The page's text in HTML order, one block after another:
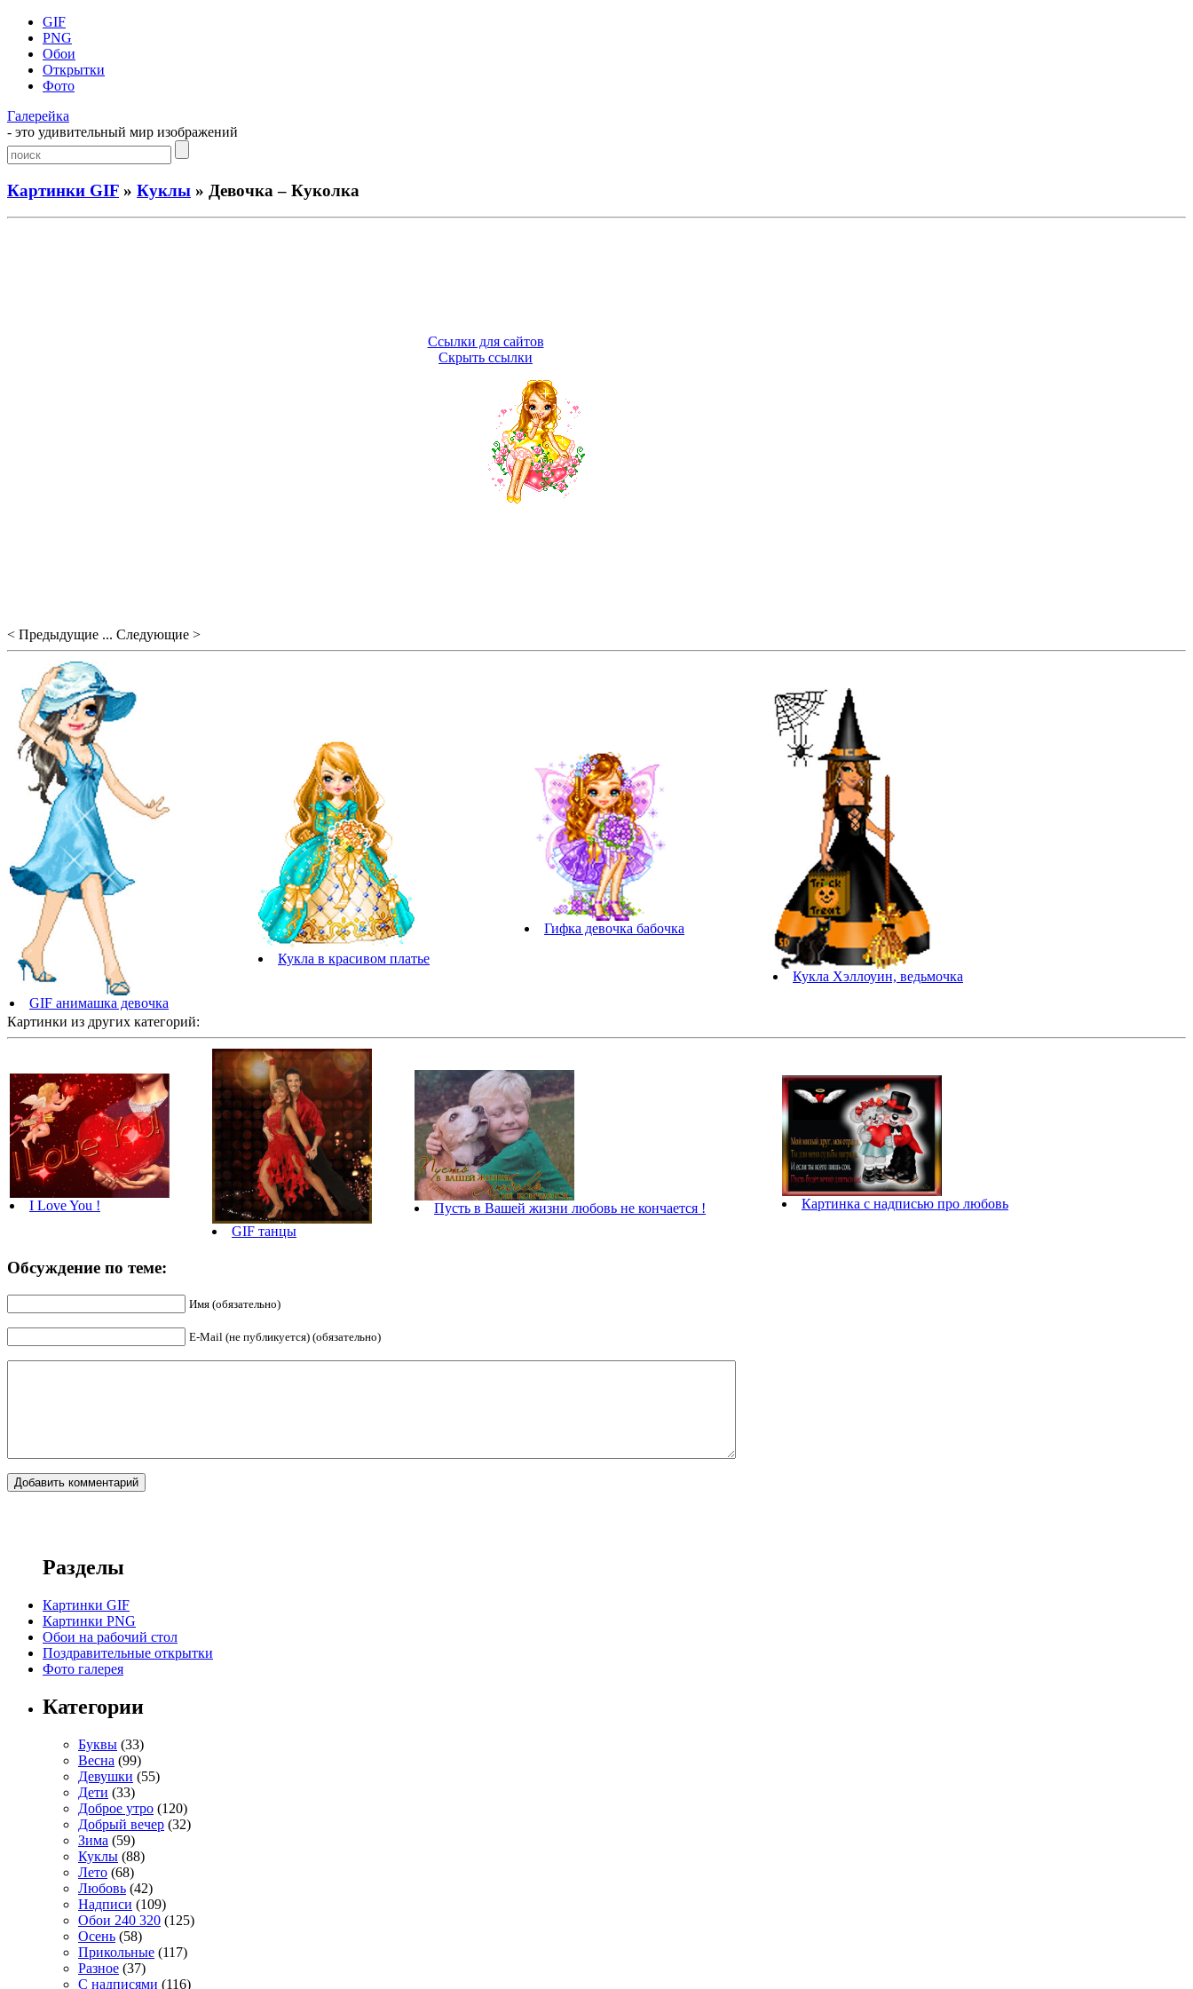
GIF
PNG
Обои
Открытки
Фото
Галерейка
- это удивительный мир изображений
Картинки GIF » Куклы » Девочка – Куколка
Ссылки для сайтов
Скрыть ссылки
< Предыдущие ... Следующие >
GIF анимашка девочка
Кукла в красивом платье
Гифка девочка бабочка
Кукла Хэллоуин, ведьмочка
Картинки из других категорий:
I Love You !
GIF танцы
Пусть в Вашей жизни любовь не кончается ! Картинка с надписью про любовь
Обсуждение по теме:
Имя (обязательно)
E-Mail (не публикуется) (обязательно)
Разделы
Картинки GIF
Картинки PNG
Обои на рабочий стол
Поздравительные открытки
Фото галерея
Категории
Буквы (33)
Весна (99)
Девушки (55)
Дети (33)
Доброе утро (120)
Добрый вечер (32)
Зима (59)
Куклы (88)
Лето (68)
Любовь (42)
Надписи (109)
Обои 240 320 (125)
Осень (58)
Прикольные (117)
Разное (37)
С надписями (116)